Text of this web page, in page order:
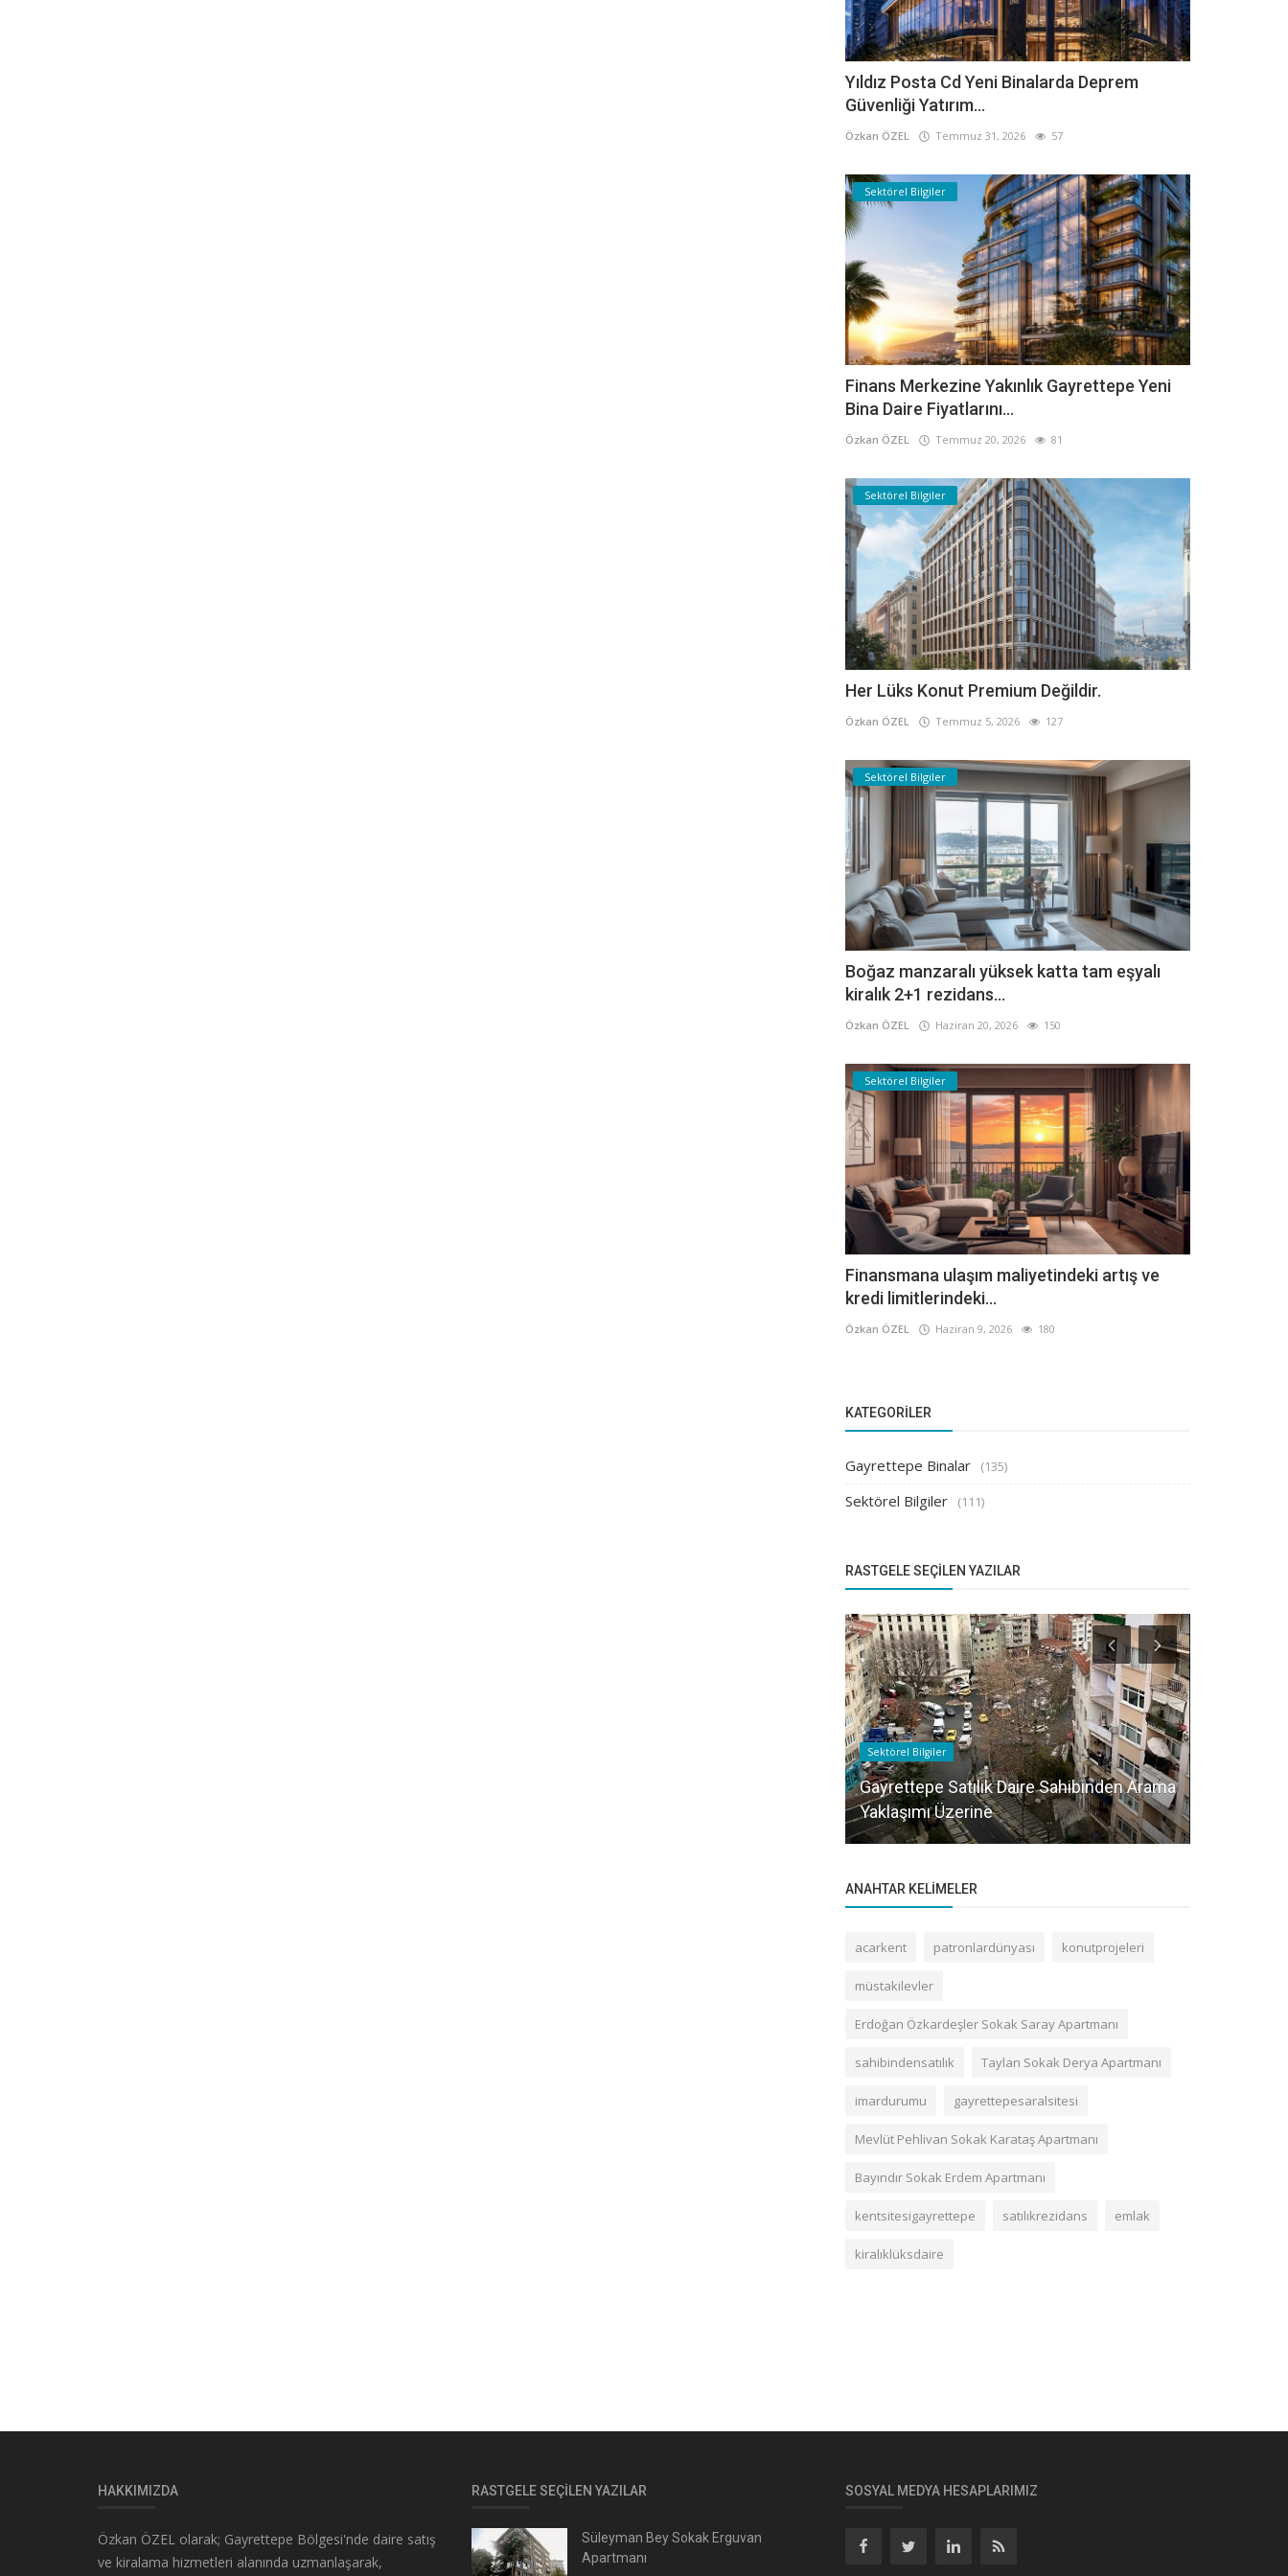
Yıldız Posta Cd Yeni Binalarda Deprem
Güvenliği Yatırım...
Özkan ÖZEL Temmuz 31, 2026 57
Sektörel Bilgiler
Finans Merkezine Yakınlık Gayrettepe Yeni
Bina Daire Fiyatlarını...
Özkan ÖZEL Temmuz 20, 2026 81
Sektörel Bilgiler
Her Lüks Konut Premium Değildir.
Özkan ÖZEL Temmuz 5, 2026 127
Sektörel Bilgiler
Boğaz manzaralı yüksek katta tam eşyalı
kiralık 2+1 rezidans...
Özkan ÖZEL Haziran 20, 2026 150
Sektörel Bilgiler
Finansmana ulaşım maliyetindeki artış ve
kredi limitlerindeki...
Özkan ÖZEL Haziran 9, 2026 180
KATEGORILER
Gayrettepe Binalar (135)
Sektörel Bilgiler (111)
RASTGELE SEÇILEN YAZILAR
Sektörel Bilgiler
Gayrettepe Satılık Daire Sahibinden Arama
Yaklaşımı Üzerine
ANAHTAR KELIMELER
acarkent patronlardünyası konutprojeleri
müstakilevler
Erdoğan Özkardeşler Sokak Saray Apartmanı
sahibindensatılık Taylan Sokak Derya Apartmanı
imardurumu gayrettepesaralsitesi
Mevlüt Pehlivan Sokak Karataş Apartmanı
Bayındır Sokak Erdem Apartmanı
kentsitesigayrettepe satılıkrezidans emlak
kiralıklüksdaire
HAKKIMIZDA
Özkan ÖZEL olarak; Gayrettepe Bölgesi'nde daire satış
ve kiralama hizmetleri alanında uzmanlaşarak,
RASTGELE SEÇILEN YAZILAR
Süleyman Bey Sokak Erguvan
Apartmanı
SOSYAL MEDYA HESAPLARIMIZ